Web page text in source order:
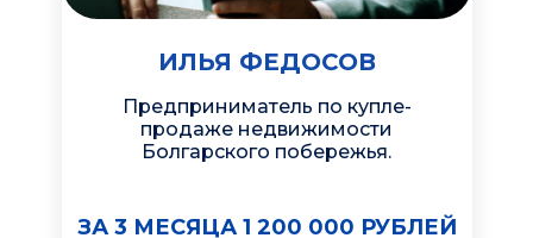
ИЛЬЯ ФЕДОСОВ
Предприниматель по купле-
продаже недвижимости
Болгарского побережья.
ЗА 3 МЕСЯЦА 1 200 000 РУБЛЕЙ